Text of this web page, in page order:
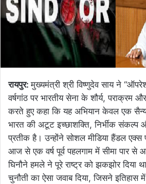
रायपुर:मुख्यमंत्री श्री विष्णुदेव साय ने
वर्षगांठ पर भारतीय सेना के शौर्य, पराक्रम
करते हुए कहा कि यह अभियान केवल एक सैन्य
भारत की अटूट इच्छाशक्ति, निर्भीक संकल्प
प्रतीक है। उन्होंने सोशल मीडिया हैंडल एक्स
आज से एक वर्ष पूर्व पहलगाम में सीमा पार से
घिनौने हमले ने पूरे राष्ट्र को झकझोर दिया
चुनौती का ऐसा जवाब दिया, जिसने इतिहास